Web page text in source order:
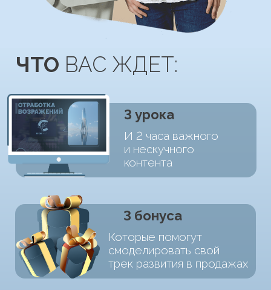
И 2 часа важного
и нескучного
контента
3 бонуса
смоделировать свой
трек развития в продажах
Возмо жность
Узнать свой тип продаж
и направления
ДЛЯ КОГО ЭТОТ
МОДУЛЬ